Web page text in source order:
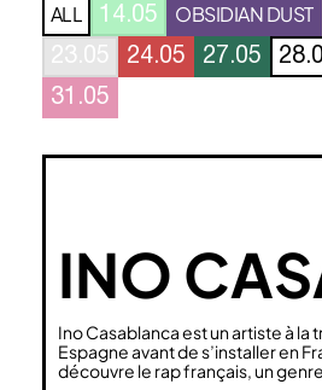
ALL 14.05 OBSIDIAN DUST
23.05
24.05 27.05
31.05
INO
Ino Casablanca est un artiste à
Espagne avant de s’installer en
découvre le rap français, un